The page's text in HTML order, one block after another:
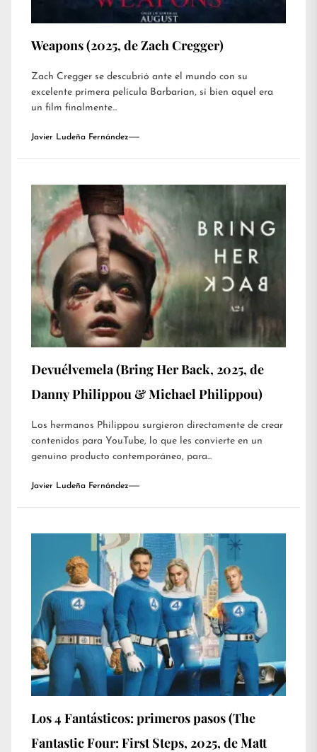
Weapons (2025, de Zach Cregger)
Zach Cregger se descubrió ante el mundo con su
excelente primera película Barbarian, si bien aquel era
un film finalmente...
Javier Ludeña Fernández
Devuélvemela (Bring Her Back, 2025, de
Danny Philippou & Michael Philippou)
Los hermanos Philippou surgieron directamente de crear
contenidos para YouTube, lo que les convierte en un
genuino producto contemporáneo, para...
Javier Ludeña Fernández
Los 4 Fantásticos: primeros pasos (The
Fantastic Four: First Steps, 2025, de Matt